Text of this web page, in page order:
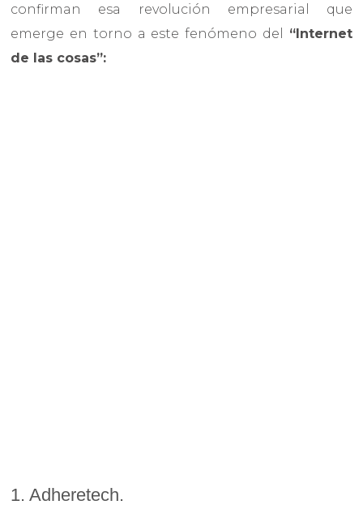
confirman esa revolución empresarial que
emerge en torno a este fenómeno del “Internet
de las cosas”:
1. Adheretech.